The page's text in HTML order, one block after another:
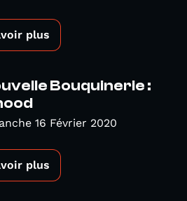
plus
Bouquinerie :
16 Février 2020
plus